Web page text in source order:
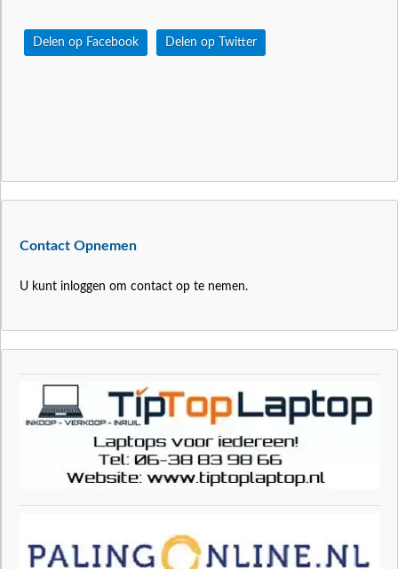
Delen op Facebook Delen op Twitter
Contact Opnemen
U kunt inloggen om contact op te nemen.